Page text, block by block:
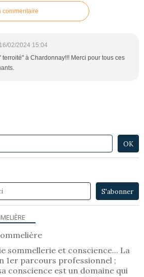
commentaire
16/02/2024 15:04
terroité" à Chardonnay!!! Merci pour tous ces
sommellerie et conscience... La
1er parcours professionnel ;
conscience est un domaine qui